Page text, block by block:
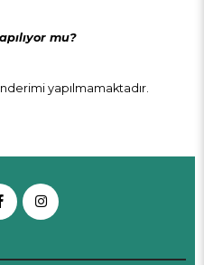
mu?
yapılmamaktadır.